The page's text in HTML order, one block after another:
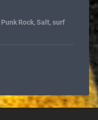
Punk Rock,Salt,surf